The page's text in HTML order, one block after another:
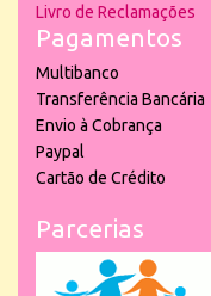
Livro de Reclamações
Pagamentos
Multibanco
Transferência Bancária
Envio à Cobrança
Paypal
Cartão de Crédito
Parcerias